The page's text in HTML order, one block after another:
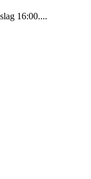
16:00....